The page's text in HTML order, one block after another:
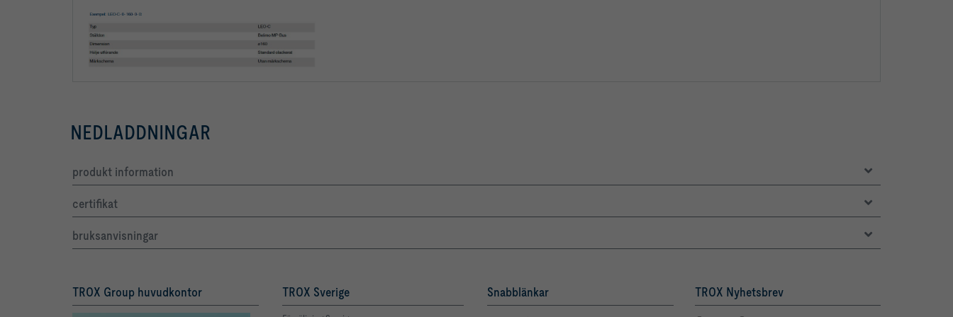
NEDLADDNINGAR
produkt information
certifikat
bruksanvisningar
TROX Group huvudkontor TROX Sverige Snabblänkar TROX Nyhetsbrev